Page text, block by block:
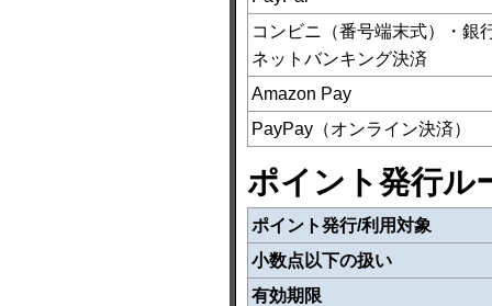
コンビニ（番号端末式）・銀
ネットバンキング決済
Amazon Pay
PayPay（オンライン決済）
ポイント発行ル
ポイント発行/利用対象
小数点以下の扱い
有効期限